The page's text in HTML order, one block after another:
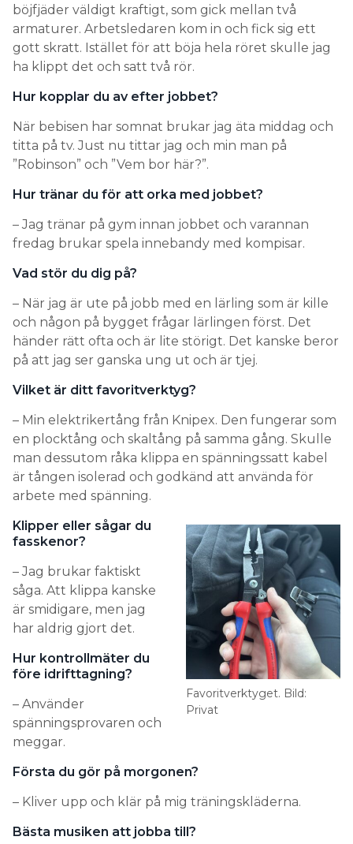
böjfjäder väldigt kraftigt, som gick mellan två
armaturer. Arbetsledaren kom in och fick sig ett
gott skratt. Istället för att böja hela röret skulle jag
ha klippt det och satt två rör.
Hur kopplar du av efter jobbet?
När bebisen har somnat brukar jag äta middag och
titta på tv. Just nu tittar jag och min man på
”Robinson” och ”Vem bor här?”.
Hur tränar du för att orka med jobbet?
– Jag tränar på gym innan jobbet och varannan
fredag brukar spela innebandy med kompisar.
Vad stör du dig på?
– När jag är ute på jobb med en lärling som är kille
och någon på bygget frågar lärlingen först. Det
händer rätt ofta och är lite störigt. Det kanske beror
på att jag ser ganska ung ut och är tjej.
Vilket är ditt favoritverktyg?
– Min elektrikertång från Knipex. Den fungerar som
en plocktång och skaltång på samma gång. Skulle
man dessutom råka klippa en spänningssatt kabel
är tången isolerad och godkänd att använda för
arbete med spänning.
Favoritverktyget. Bild:
Privat
Klipper eller sågar du
fasskenor?
– Jag brukar faktiskt
såga. Att klippa kanske
är smidigare, men jag
har aldrig gjort det.
Hur kontrollmäter du
före idrifttagning?
– Använder
spänningsprovaren och
meggar.
Första du gör på morgonen?
– Kliver upp och klär på mig träningskläderna.
Bästa musiken att jobba till?